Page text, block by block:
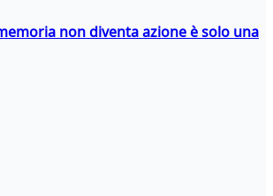
non diventa azione è solo una